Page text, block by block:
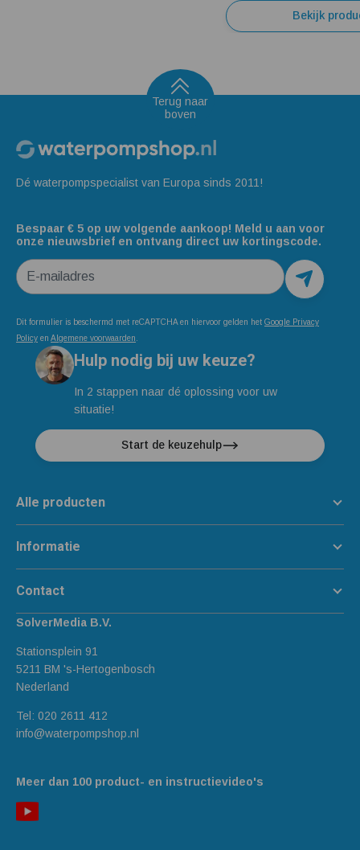
Bekijk
Terug naar
boven
Dé waterpompspecialist van Europa sinds 2011!
Bespaar € 5 op uw volgende aankoop! Meld u aan voor
onze nieuwsbrief en ontvang direct uw kortingscode.
E-mailadres
Dit formulier is beschermd met reCAPTCHA en hiervoor gelden het Google Privacy
Policy en Algemene voorwaarden
Hulp nodig bij uw keuze?
In 2 stappen naar dé oplossing voor uw
situatie!
Start de keuzehulp
Meer dan 100 product- en instructievideo's
Alle producten
Informatie
Contact
SolverMedia B.V.
Stationsplein 91
5211 BM 's-Hertogenbosch
Nederland
Tel: 020 2611 412
info@waterpompshop.nl